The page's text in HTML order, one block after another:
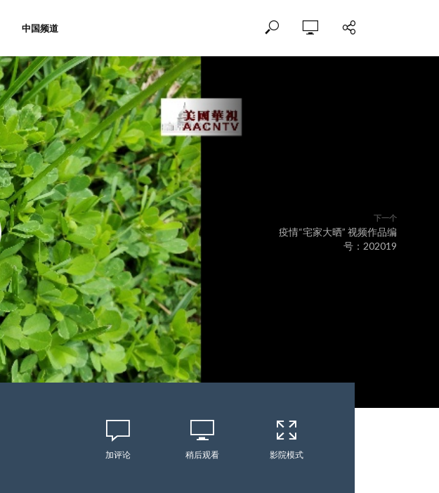
中国频道
下一个
疫情“宅家大晒” 视频作品编
号：202019
加评论 稍后观看 影院模式